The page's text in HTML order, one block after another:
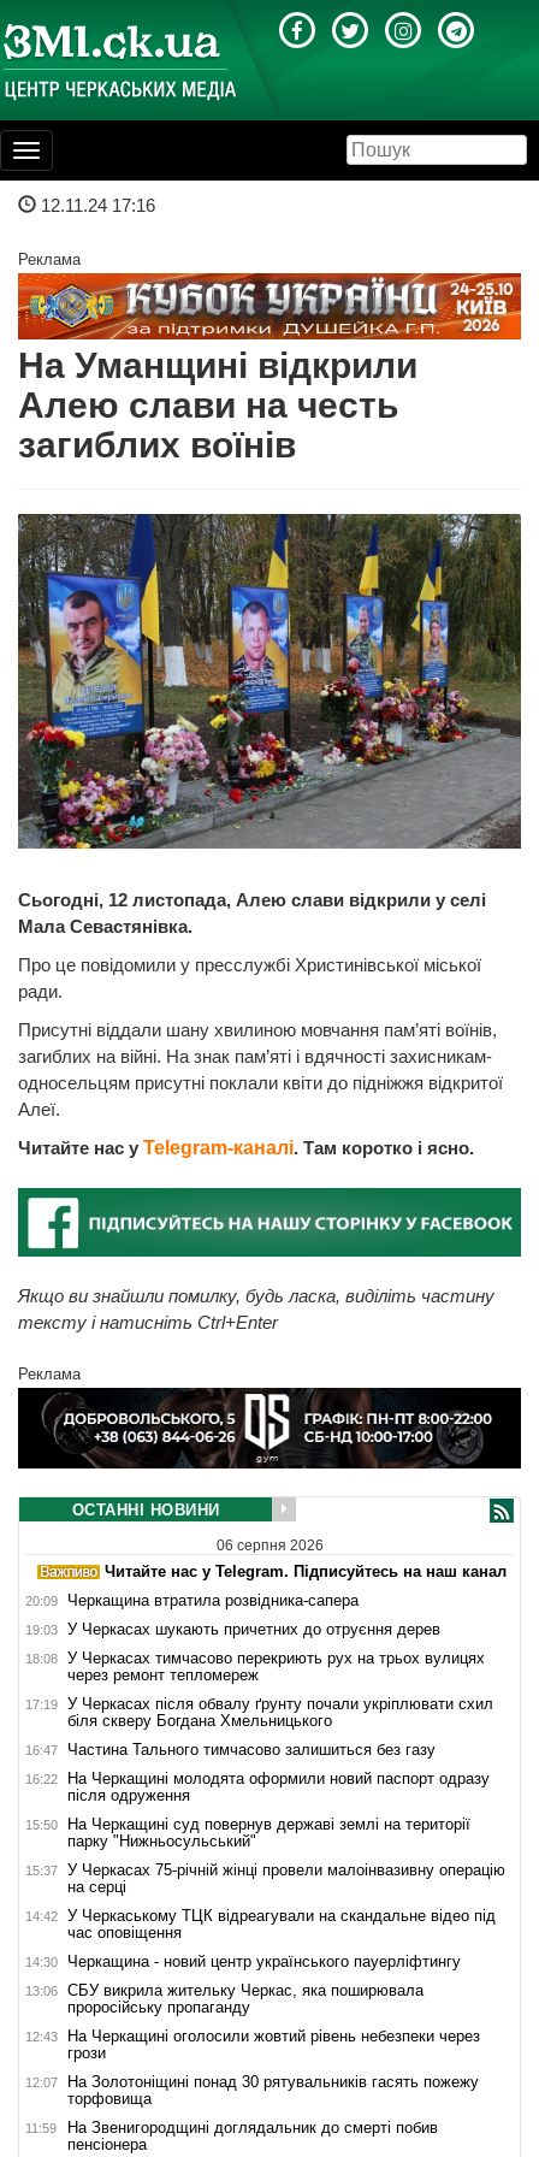
Toggle
navigation
12.11.24 17:16
Реклама
На Уманщині відкрили
Алею слави на честь
загиблих воїнів
Сьогодні, 12 листопада, Алею слави відкрили у селі
Мала Севастянівка.
Про це повідомили у пресслужбі Христинівської міської
ради.
Присутні віддали шану хвилиною мовчання пам’яті воїнів,
загиблих на війні. На знак пам’яті і вдячності захисникам-
односельцям присутні поклали квіти до підніжжя відкритої
Алеї.
Читайте нас у Telegram-каналі. Там коротко і ясно.
Якщо ви знайшли помилку, будь ласка, виділіть частину
тексту і натисніть Ctrl+Enter
Реклама
ОСТАННІ НОВИНИ
06 серпня 2026
Читайте нас у Telegram. Підписуйтесь на наш канал
20:09 Черкащина втратила розвідника-сапера
19:03 У Черкасах шукають причетних до отруєння дерев
18:08
У Черкасах тимчасово перекриють рух на трьох вулицях
через ремонт тепломереж
17:19
У Черкасах після обвалу ґрунту почали укріплювати схил
біля скверу Богдана Хмельницького
16:47 Частина Тального тимчасово залишиться без газу
16:22
На Черкащині молодята оформили новий паспорт одразу
після одруження
15:50
На Черкащині суд повернув державі землі на території
парку "Нижньосульський"
15:37
У Черкасах 75-річній жінці провели малоінвазивну операцію
на серці
14:42
У Черкаському ТЦК відреагували на скандальне відео під
час оповіщення
14:30 Черкащина - новий центр українського пауерліфтингу
13:06
СБУ викрила жительку Черкас, яка поширювала
проросійську пропаганду
12:43
На Черкащині оголосили жовтий рівень небезпеки через
грози
12:07
На Золотоніщині понад 30 рятувальників гасять пожежу
торфовища
11:59
На Звенигородщині доглядальник до смерті побив
пенсіонера